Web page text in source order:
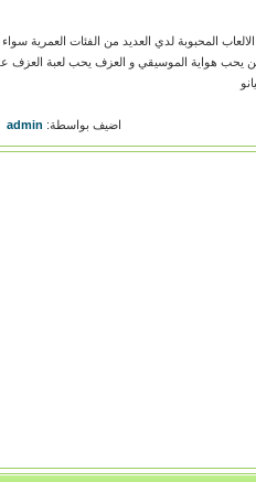
المحبوبة لدي العديد من الفئات العمرية
يحب هواية الموسيقي و العزف يحب لعبة العزف
اضيف بواسطة: admin